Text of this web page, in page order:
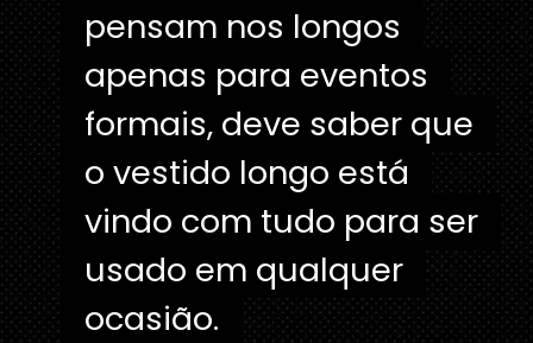
pensam nos longos
apenas para eventos
formais, deve saber que
o vestido longo está
vindo com tudo para ser
usado em qualquer
ocasião.
pensam nos longos
apenas para eventos
formais, deve saber que
o vestido longo está
vindo com tudo para ser
usado em qualquer
ocasião.